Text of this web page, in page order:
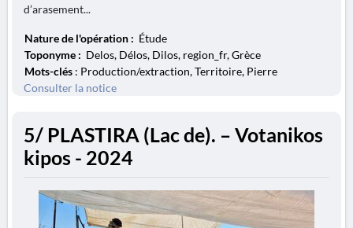
d’arasement...
Nature de l'opération : Étude
Toponyme : Delos, Délos, Dilos, region_fr, Grèce
Mots-clés : Production/extraction, Territoire, Pierre
Consulter la notice
5/ PLASTIRA (Lac de). – Votanikos
kipos - 2024